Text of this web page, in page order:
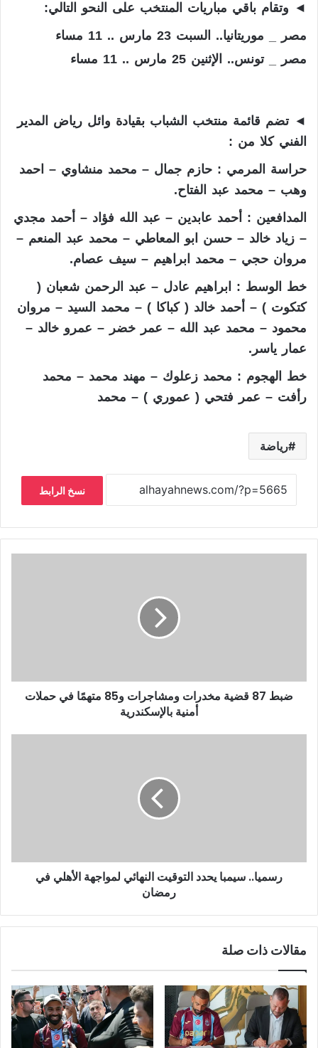
◄ وتقام باقي مباريات المنتخب على النحو التالي:
مصر _ موريتانيا.. السبت 23 مارس .. 11 مساء
مصر _ تونس.. الإثنين 25 مارس .. 11 مساء
◄ تضم قائمة منتخب الشباب بقيادة وائل رياض المدير
الفني كلا من :
حراسة المرمي : حازم جمال – محمد منشاوي – احمد
وهب – محمد عبد الفتاح.
المدافعين : أحمد عابدين – عبد الله فؤاد – أحمد مجدي
– زياد خالد – حسن ابو المعاطي – محمد عبد المنعم –
مروان حجي – محمد ابراهيم – سيف عصام.
خط الوسط : ابراهيم عادل – عبد الرحمن شعبان (
كتكوت ) – أحمد خالد ( كباكا ) – محمد السيد – مروان
محمود – محمد عبد الله – عمر خضر – عمرو خالد –
عمار ياسر.
خط الهجوم : محمد زعلوك – مهند محمد – محمد
رأفت – عمر فتحي ( عموري ) – محمد
رياضة
نسخ الرابط
ضبط 87 قضية مخدرات ومشاجرات و85 متهمًا في حملات
أمنية بالإسكندرية
رسميا.. سيمبا يحدد التوقيت النهائي لمواجهة الأهلي في
رمضان
مقالات ذات صلة